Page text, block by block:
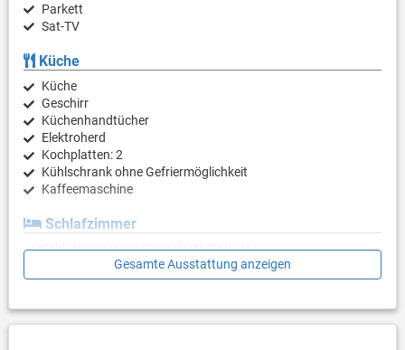
Parkett
Sat-TV
Küche
Küche
Geschirr
Küchenhandtücher
Elektroherd
Kochplatten: 2
Kühlschrank ohne Gefriermöglichkeit
Kaffeemaschine
Schlafzimmer
Schlafzimmer mit Doppelbett, Parkett
Schlafzimmer mit Doppelbett, Parkett
Bad mit WC, Dusche
Gesamte Ausstattung anzeigen